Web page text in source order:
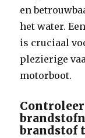
en
het water.
is cruciaal
plezierige
motorboot.
brandstof